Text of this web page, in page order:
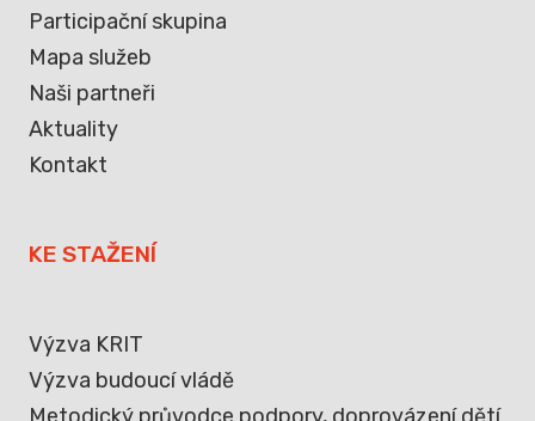
Participační skupina
Mapa služeb
Naši partneři
Aktuality
Kontakt
KE STAŽENÍ
Výzva KRIT
Výzva budoucí vládě